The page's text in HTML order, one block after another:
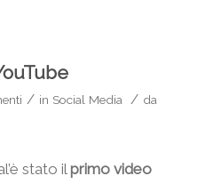
/ in Social Media / da
stato ilprimo video